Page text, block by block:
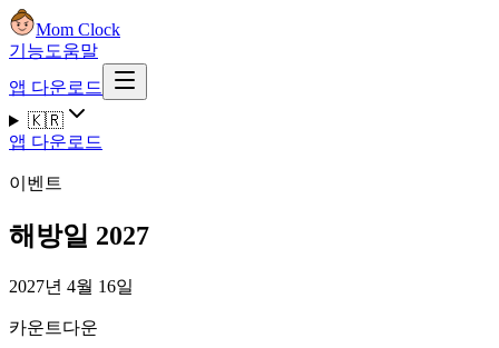
Mom Clock
기능도움말
앱 다운로드
🇰🇷
앱 다운로드
이벤트
해방일 2027
2027년 4월 16일
카운트다운